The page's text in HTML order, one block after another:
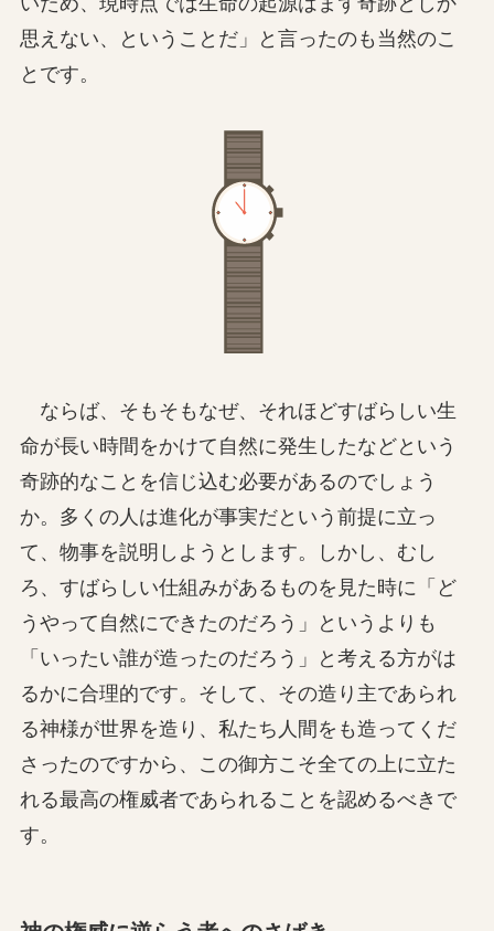
思えない、ということだ」と言ったのも当然のこ
とです。
ならば、そもそもなぜ、それほどすばらしい生
命が長い時間をかけて自然に発生したなどという
奇跡的なことを信じ込む必要があるのでしょう
か。多くの人は進化が事実だという前提に立っ
て、物事を説明しようとします。しかし、むし
ろ、すばらしい仕組みがあるものを見た時に「ど
うやって自然にできたのだろう」というよりも
「いったい誰が造ったのだろう」と考える方がは
るかに合理的です。そして、その造り主であられ
る神様が世界を造り、私たち人間をも造ってくだ
さったのですから、この御方こそ全ての上に立た
れる最高の権威者であられることを認めるべきで
す。